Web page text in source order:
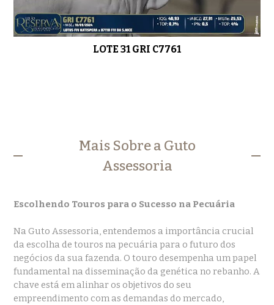
LOTE 31 GRI C7761
Mais Sobre a Guto
Assessoria
Escolhendo Touros para o Sucesso na Pecuária
Na Guto Assessoria, entendemos a importância crucial
da escolha de touros na pecuária para o futuro dos
negócios da sua fazenda. O touro desempenha um papel
fundamental na disseminação da genética no rebanho. A
chave está em alinhar os objetivos do seu
empreendimento com as demandas do mercado,